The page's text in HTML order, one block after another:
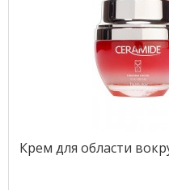
Крем для области